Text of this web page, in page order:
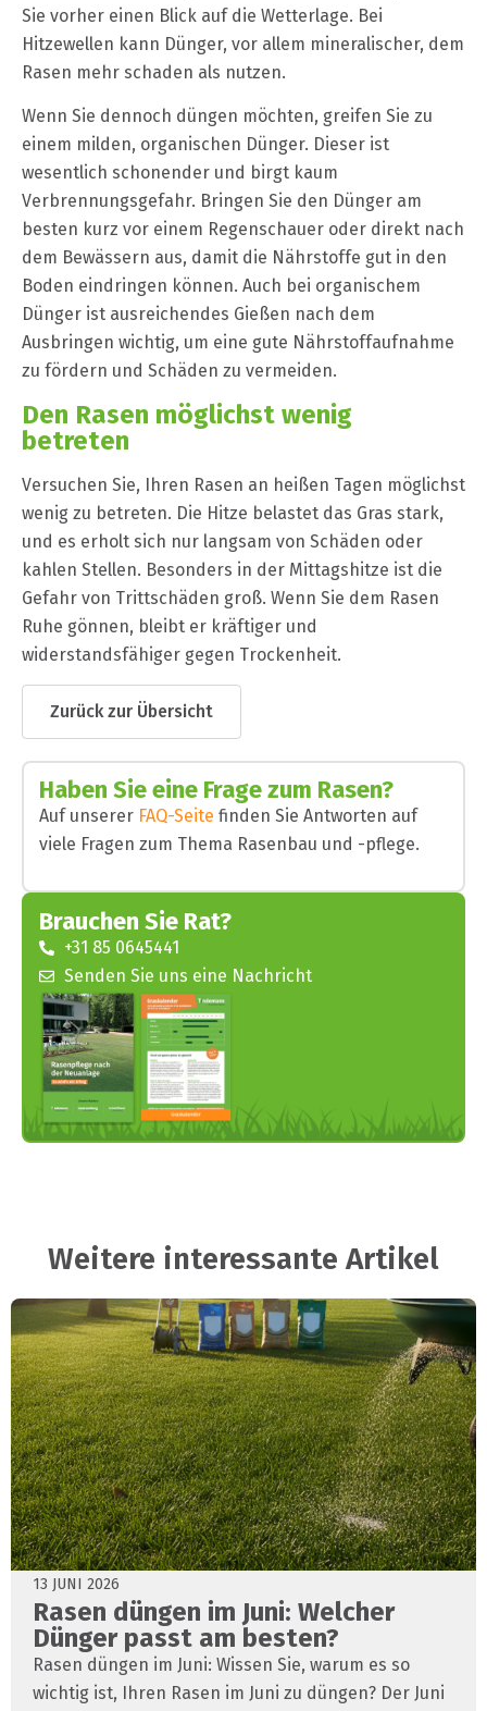
Sie vorher einen Blick auf die Wetterlage. Bei
Hitzewellen kann Dünger, vor allem mineralischer, dem
Rasen mehr schaden als nutzen.
Wenn Sie dennoch düngen möchten, greifen Sie zu
einem milden, organischen Dünger. Dieser ist
wesentlich schonender und birgt kaum
Verbrennungsgefahr. Bringen Sie den Dünger am
besten kurz vor einem Regenschauer oder direkt nach
dem Bewässern aus, damit die Nährstoffe gut in den
Boden eindringen können. Auch bei organischem
Dünger ist ausreichendes Gießen nach dem
Ausbringen wichtig, um eine gute Nährstoffaufnahme
zu fördern und Schäden zu vermeiden.
Den Rasen möglichst wenig
betreten
Versuchen Sie, Ihren Rasen an heißen Tagen möglichst
wenig zu betreten. Die Hitze belastet das Gras stark,
und es erholt sich nur langsam von Schäden oder
kahlen Stellen. Besonders in der Mittagshitze ist die
Gefahr von Trittschäden groß. Wenn Sie dem Rasen
Ruhe gönnen, bleibt er kräftiger und
widerstandsfähiger gegen Trockenheit.
Zurück zur Übersicht
Haben Sie eine Frage zum Rasen?
Auf unserer FAQ-Seite finden Sie Antworten auf
viele Fragen zum Thema Rasenbau und -pflege.
Brauchen Sie Rat?
+31 85 0645441
Senden Sie uns eine Nachricht
Weitere interessante Artikel
13 JUNI 2026
Rasen düngen im Juni: Welcher
Dünger passt am besten?
Rasen düngen im Juni: Wissen Sie, warum es so
wichtig ist, Ihren Rasen im Juni zu düngen? Der Juni